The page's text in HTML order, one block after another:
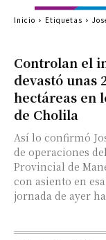
Controlan el
devastó unas
hectáreas en
de Cholila
Así lo confirmó
de operaciones
Provincial de
con asiento en
jornada de ayer
Inicio Etiquetas